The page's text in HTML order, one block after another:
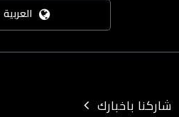
العربية
شاركنا باخبارك